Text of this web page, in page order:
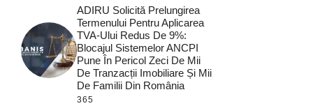
ADIRU Solicită Prelungirea
Termenului Pentru Aplicarea
TVA-Ului Redus De 9%:
Blocajul Sistemelor ANCPI
Pune În Pericol Zeci De Mii
De Tranzacții Imobiliare Și Mii
De Familii Din România
365